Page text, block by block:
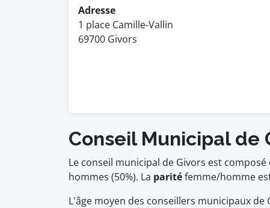
Adresse
1 place Camille-Vallin
69700 Givors
Conseil Municipal de
Le conseil municipal de Givors est
hommes (50%). La paritéfemme/homme
L'âge moyen des conseillers municipaux de